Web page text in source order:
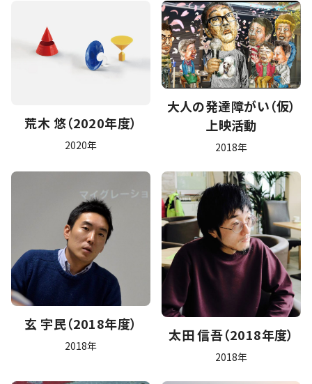
荒木 悠（2020年度）
2020年
大人の発達障がい（仮）
上映活動
2018年
玄 宇民（2018年度）
2018年
太田 信吾（2018年度）
2018年